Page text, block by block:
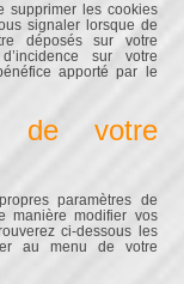
supprimer les cookies
signaler lorsque de
déposés sur votre
sur votre
apporté par le
de votre
paramètres de
manière modifier vos
ci-dessous les
au menu de votre